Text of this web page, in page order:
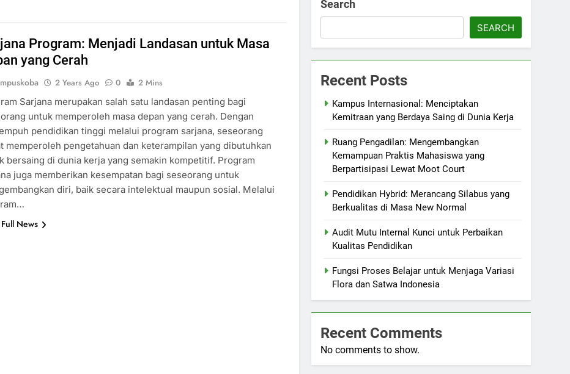
Program: Menjadi Landasan untuk Masa
yang Cerah
2 Years Ago 0
2 Mins
Sarjana merupakan salah satu landasan penting bagi
untuk memperoleh masa depan yang cerah. Dengan
pendidikan tinggi melalui program sarjana, seseorang
memperoleh pengetahuan dan keterampilan yang dibutuhkan
bersaing di dunia kerja yang semakin kompetitif. Program
juga memberikan kesempatan bagi seseorang untuk
diri, baik secara intelektual maupun sosial. Melalui
News
Search
SEARCH
Recent Posts
Kampus Internasional: Menciptakan
Kemitraan yang Berdaya Saing di Dunia Kerja
Ruang Pengadilan: Mengembangkan
Kemampuan Praktis Mahasiswa yang
Berpartisipasi Lewat Moot Court
Pendidikan Hybrid: Merancang Silabus yang
Berkualitas di Masa New Normal
Audit Mutu Internal Kunci untuk Perbaikan
Kualitas Pendidikan
Fungsi Proses Belajar untuk Menjaga Variasi
Flora dan Satwa Indonesia
Recent Comments
No comments to show.